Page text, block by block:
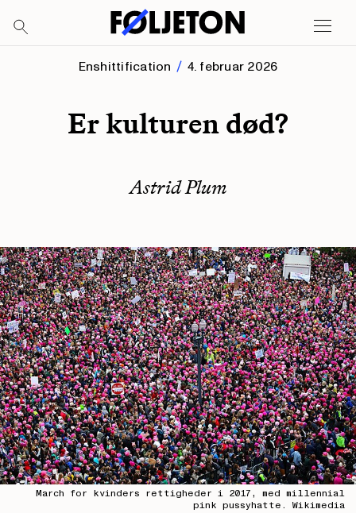
Enshittification 4. februar 2026
Er kulturen død?
Astrid Plum
March for kvinders rettigheder i 2017, med millennial
pink pussyhatte. Wikimedia